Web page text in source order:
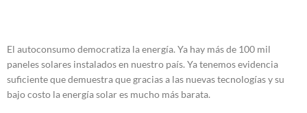
El autoconsumo democratiza la energía. Ya hay más de 100 mil
paneles solares instalados en nuestro país. Ya tenemos evidencia
suficiente que demuestra que gracias a las nuevas tecnologías y su
bajo costo la energía solar es mucho más barata.